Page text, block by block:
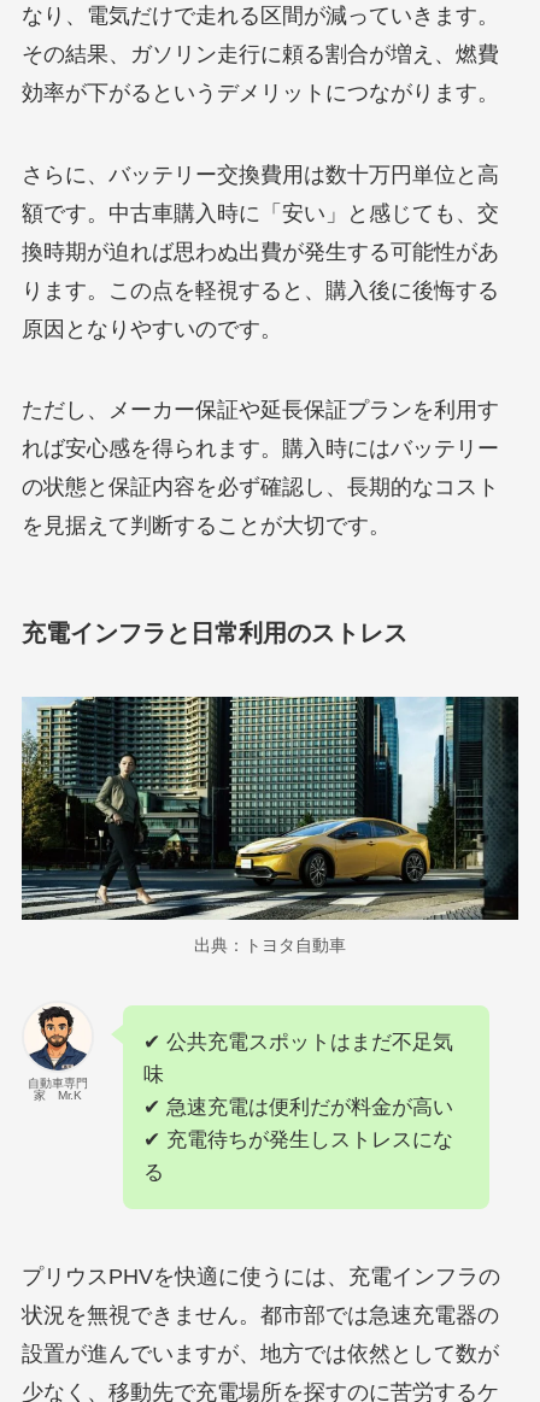
なり、電気だけで走れる区間が減っていきます。
その結果、ガソリン走行に頼る割合が増え、燃費
効率が下がるというデメリットにつながります。
さらに、バッテリー交換費用は数十万円単位と高
額です。中古車購入時に「安い」と感じても、交
換時期が迫れば思わぬ出費が発生する可能性があ
ります。この点を軽視すると、購入後に後悔する
原因となりやすいのです。
ただし、メーカー保証や延長保証プランを利用す
れば安心感を得られます。購入時にはバッテリー
の状態と保証内容を必ず確認し、長期的なコスト
を見据えて判断することが大切です。
充電インフラと日常利用のストレス
出典：トヨタ自動車
自動車専門
家 Mr.K
✔ 公共充電スポットはまだ不足気
味
✔ 急速充電は便利だが料金が高い
✔ 充電待ちが発生しストレスにな
る
プリウスPHVを快適に使うには、充電インフラの
状況を無視できません。都市部では急速充電器の
設置が進んでいますが、地方では依然として数が
少なく、移動先で充電場所を探すのに苦労するケ